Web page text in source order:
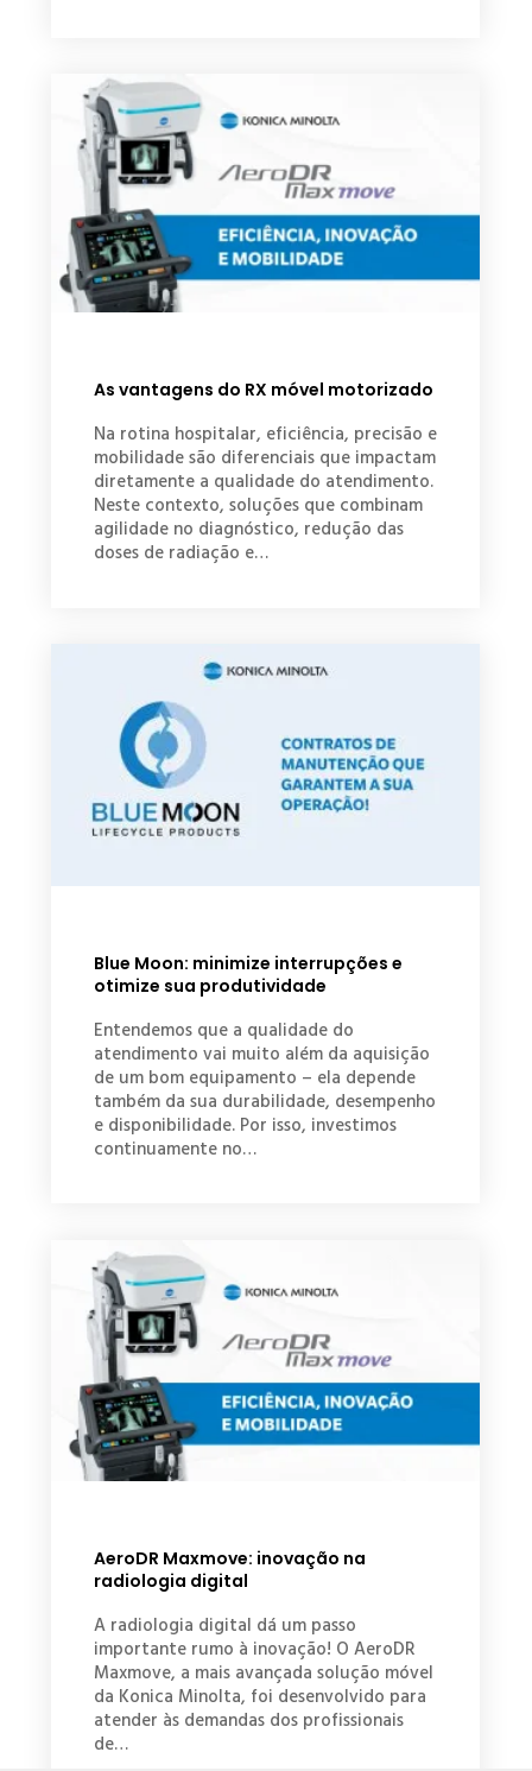
As vantagens do RX móvel motorizado
Na rotina hospitalar, eficiência, precisão e
mobilidade são diferenciais que impactam
diretamente a qualidade do atendimento.
Neste contexto, soluções que combinam
agilidade no diagnóstico, redução das
doses de radiação e…
Blue Moon: minimize interrupções e
otimize sua produtividade
Entendemos que a qualidade do
atendimento vai muito além da aquisição
de um bom equipamento – ela depende
também da sua durabilidade, desempenho
e disponibilidade. Por isso, investimos
continuamente no…
AeroDR Maxmove: inovação na
radiologia digital
A radiologia digital dá um passo
importante rumo à inovação! O AeroDR
Maxmove, a mais avançada solução móvel
da Konica Minolta, foi desenvolvido para
atender às demandas dos profissionais
de…